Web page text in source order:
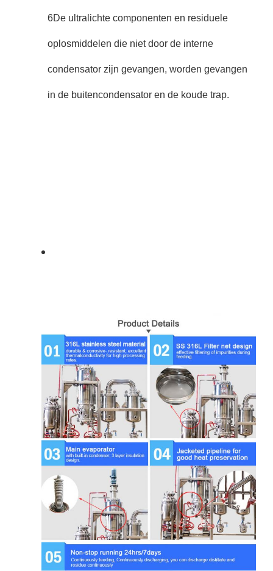
6De ultralichte componenten en residuele
oplosmiddelen die niet door de interne
condensator zijn gevangen, worden gevangen
in de buitencondensator en de koude trap.